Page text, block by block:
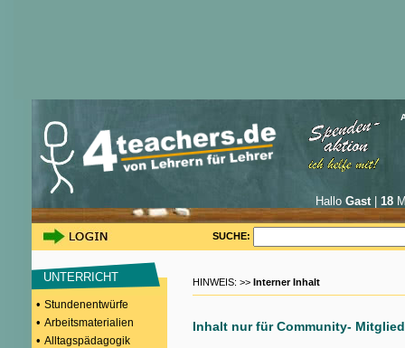
Hallo Gast| 18
SUCHE:
UNTERRICHT
• Stundenentwürfe
• Arbeitsmaterialien
• Alltagspädagogik
HINWEIS: >> Interner Inhalt
Inhalt nur für Community-